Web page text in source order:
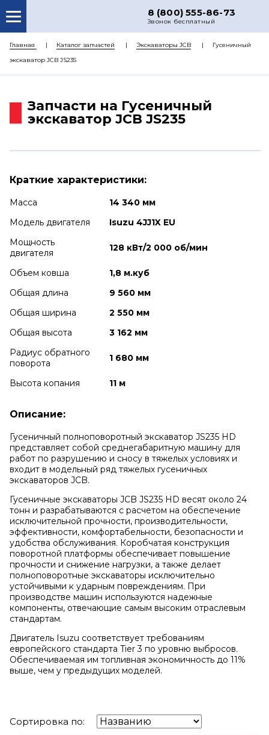
8 (800) 555-86-73
Звонок бесплатный
О НАС
ДОСТАВКА
Главная Каталог запчастей Экскаваторы JCB
Гусеничный
экскаватор JCB JS235
Запчасти на Гусеничный
экскаватор JCB JS235
Краткие характеристики:
Масса
14 340 мм
Модель двигателя
Isuzu 4JJ1X EU
Мощность
двигателя
128 кВт/2 000 об/мин
Объем ковша
1,8 м.куб
Общая длина
9 560 мм
Общая ширина
2 550 мм
Общая высота
3 162 мм
Радиус обратного
поворота
1 680 мм
Высота копания 11 м
Описание:
Гусеничный полноповоротный экскаватор JS235 HD
представляет собой среднегабаритную машину для
работ по разрушению и сносу в тяжелых условиях и
входит в модельный ряд тяжелых гусеничных
экскаваторов JCB.
Гусеничные экскаваторы JCB JS235 HD весят около 24
тонн и разрабатываются с расчетом на обеспечение
исключительной прочности, производительности,
эффективности, комфортабельности, безопасности и
удобства обслуживания. Коробчатая конструкция
поворотной платформы обеспечивает повышение
прочности и снижение нагрузки, а также делает
полноповоротные экскаваторы исключительно
устойчивыми к ударным повреждениям. При
производстве машин используются надежные
компоненты, отвечающие самым высоким отраслевым
стандартам.
Двигатель Isuzu соответствует требованиям
европейского стандарта Tier 3 по уровню выбросов.
Обеспечиваемая им топливная экономичность до 11%
выше, чем у предыдущих моделей.
Сортировка по: